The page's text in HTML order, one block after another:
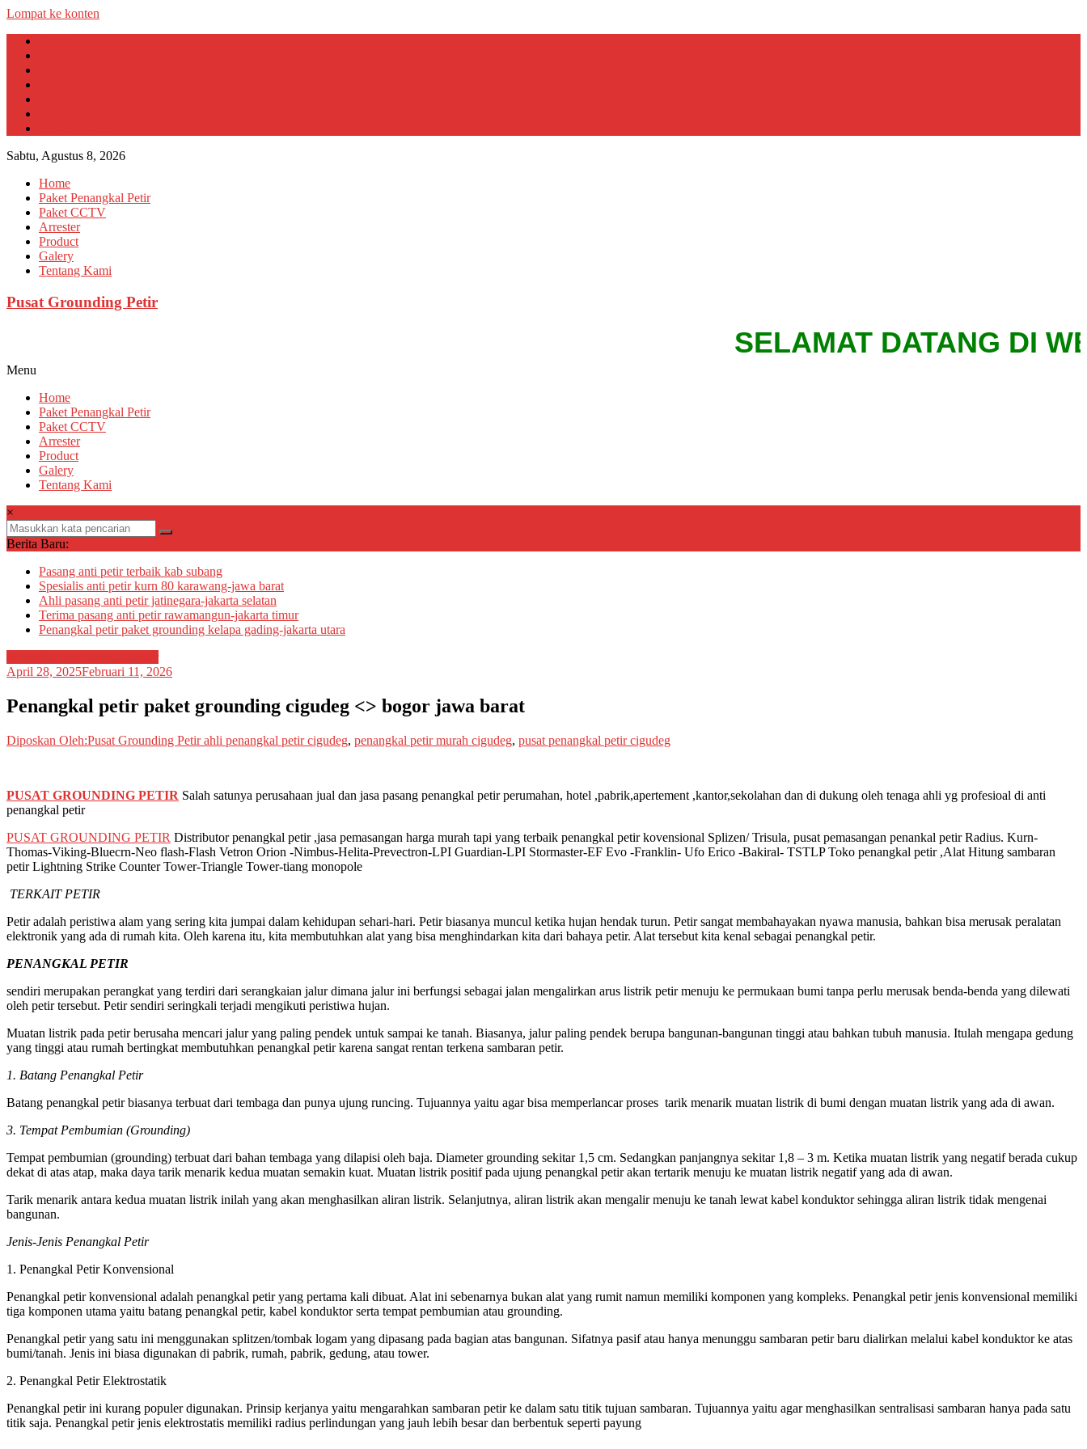
Lompat ke konten
Sabtu, Agustus 8, 2026
Home
Paket Penangkal Petir
Paket CCTV
Arrester
Product
Galery
Tentang Kami
Pusat Grounding Petir
SELAMAT DATANG DI
Menu
Home
Paket Penangkal Petir
Paket CCTV
Arrester
Product
Galery
Tentang Kami
×
Berita Baru:
Pasang anti petir terbaik kab subang
Spesialis anti petir kurn 80 karawang-jawa barat
Ahli pasang anti petir jatinegara-jakarta selatan
Terima pasang anti petir rawamangun-jakarta timur
Penangkal petir paket grounding kelapa gading-jakarta utara
April 28, 2025Februari 11, 2026
Penangkal petir paket grounding cigudeg <> bogor jawa barat
Diposkan Oleh:Pusat Grounding Petirahli penangkal petir cigudeg, penangkal petir murah cigudeg, pusat penangkal petir cigudeg
PUSAT GROUNDING PETIR Salah satunya perusahaan jual dan jasa pasang penangkal petir perumahan, hotel ,pabrik,apertement ,kantor,sekolahan dan di dukung oleh tenaga ahli yg profesioal di anti
penangkal petir
PUSAT GROUNDING PETIR Distributor penangkal petir ,jasa pemasangan harga murah tapi yang terbaik penangkal petir kovensional Splizen/ Trisula, pusat pemasangan penankal petir Radius. Kurn-
Thomas-Viking-Bluecrn-Neo flash-Flash Vetron Orion -Nimbus-Helita-Prevectron-LPI Guardian-LPI Stormaster-EF Evo -Franklin- Ufo Erico -Bakiral- TSTLP Toko penangkal petir ,Alat Hitung sambaran
petir Lightning Strike Counter Tower-Triangle Tower-tiang monopole
TERKAIT PETIR
Petir adalah peristiwa alam yang sering kita jumpai dalam kehidupan sehari-hari. Petir biasanya muncul ketika hujan hendak turun. Petir sangat membahayakan nyawa manusia, bahkan bisa merusak peralatan
elektronik yang ada di rumah kita. Oleh karena itu, kita membutuhkan alat yang bisa menghindarkan kita dari bahaya petir. Alat tersebut kita kenal sebagai penangkal petir.
PENANGKAL PETIR
sendiri merupakan perangkat yang terdiri dari serangkaian jalur dimana jalur ini berfungsi sebagai jalan mengalirkan arus listrik petir menuju ke permukaan bumi tanpa perlu merusak benda-benda yang dilewati
oleh petir tersebut. Petir sendiri seringkali terjadi mengikuti peristiwa hujan.
Muatan listrik pada petir berusaha mencari jalur yang paling pendek untuk sampai ke tanah. Biasanya, jalur paling pendek berupa bangunan-bangunan tinggi atau bahkan tubuh manusia. Itulah mengapa gedung
yang tinggi atau rumah bertingkat membutuhkan penangkal petir karena sangat rentan terkena sambaran petir.
1. Batang Penangkal Petir
Batang penangkal petir biasanya terbuat dari tembaga dan punya ujung runcing. Tujuannya yaitu agar bisa memperlancar proses tarik menarik muatan listrik di bumi dengan muatan listrik yang ada di awan.
3. Tempat Pembumian (Grounding)
Tempat pembumian (grounding) terbuat dari bahan tembaga yang dilapisi oleh baja. Diameter grounding sekitar 1,5 cm. Sedangkan panjangnya sekitar 1,8 – 3 m. Ketika muatan listrik yang negatif berada cukup
dekat di atas atap, maka daya tarik menarik kedua muatan semakin kuat. Muatan listrik positif pada ujung penangkal petir akan tertarik menuju ke muatan listrik negatif yang ada di awan.
Tarik menarik antara kedua muatan listrik inilah yang akan menghasilkan aliran listrik. Selanjutnya, aliran listrik akan mengalir menuju ke tanah lewat kabel konduktor sehingga aliran listrik tidak mengenai
bangunan.
Jenis-Jenis Penangkal Petir
1. Penangkal Petir Konvensional
Penangkal petir konvensional adalah penangkal petir yang pertama kali dibuat. Alat ini sebenarnya bukan alat yang rumit namun memiliki komponen yang kompleks. Penangkal petir jenis konvensional memiliki
tiga komponen utama yaitu batang penangkal petir, kabel konduktor serta tempat pembumian atau grounding.
Penangkal petir yang satu ini menggunakan splitzen/tombak logam yang dipasang pada bagian atas bangunan. Sifatnya pasif atau hanya menunggu sambaran petir baru dialirkan melalui kabel konduktor ke atas
bumi/tanah. Jenis ini biasa digunakan di pabrik, rumah, pabrik, gedung, atau tower.
2. Penangkal Petir Elektrostatik
Penangkal petir ini kurang populer digunakan. Prinsip kerjanya yaitu mengarahkan sambaran petir ke dalam satu titik tujuan sambaran. Tujuannya yaitu agar menghasilkan sentralisasi sambaran hanya pada satu
titik saja. Penangkal petir jenis elektrostatis memiliki radius perlindungan yang jauh lebih besar dan berbentuk seperti payung